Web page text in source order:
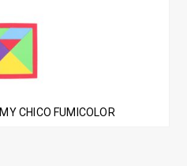
CHICO FUMICOLOR